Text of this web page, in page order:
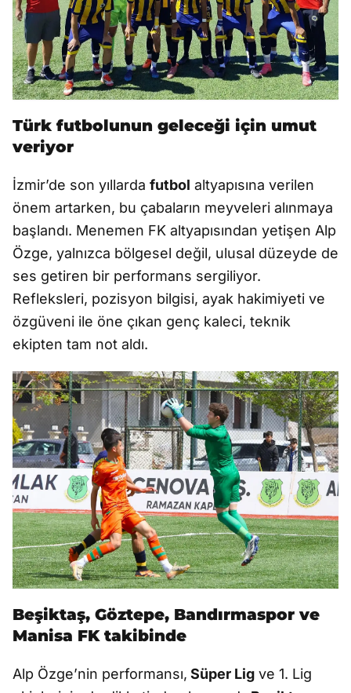
Türk futbolunun geleceği için umut
veriyor
İzmir’de son yıllarda futbol altyapısına verilen
önem artarken, bu çabaların meyveleri alınmaya
başlandı. Menemen FK altyapısından yetişen Alp
Özge, yalnızca bölgesel değil, ulusal düzeyde de
ses getiren bir performans sergiliyor.
Refleksleri, pozisyon bilgisi, ayak hakimiyeti ve
özgüveni ile öne çıkan genç kaleci, teknik
ekipten tam not aldı.
Beşiktaş, Göztepe, Bandırmaspor ve
Manisa FK takibinde
Alp Özge’nin performansı, Süper Lig ve 1. Lig